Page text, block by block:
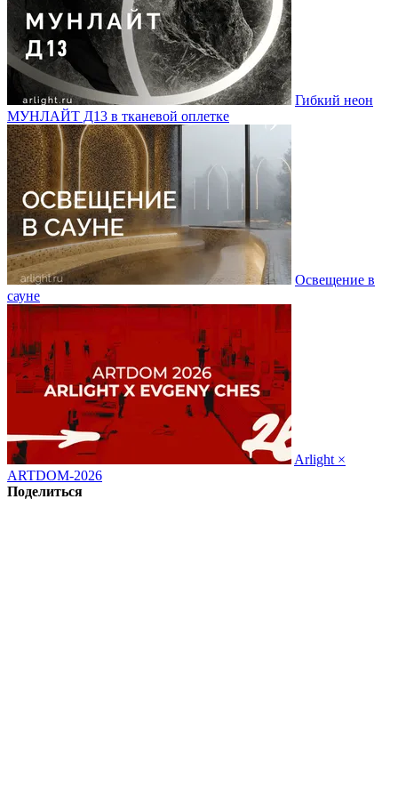
Гибкий неон
МУНЛАЙТ Д13 в тканевой оплетке
Освещение в
сауне
Arlight ×
ARTDOM-2026
Поделиться